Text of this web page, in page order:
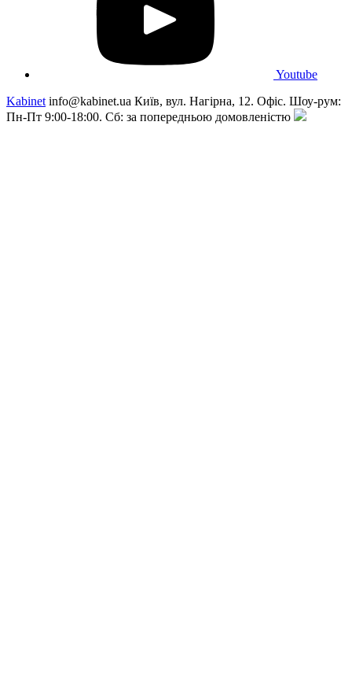
Youtube
Kabinet info@kabinet.ua Київ, вул. Нагірна, 12. Офіс. Шоу-рум:
Пн-Пт 9:00-18:00. Сб: за попередньою домовленістю